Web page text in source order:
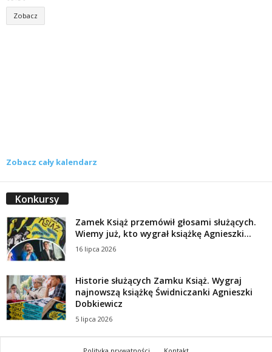
Zobacz
Zobacz cały kalendarz
Konkursy
Zamek Książ przemówił głosami służących.
Wiemy już, kto wygrał książkę Agnieszki...
16 lipca 2026
Historie służących Zamku Książ. Wygraj
najnowszą książkę Świdniczanki Agnieszki
Dobkiewicz
5 lipca 2026